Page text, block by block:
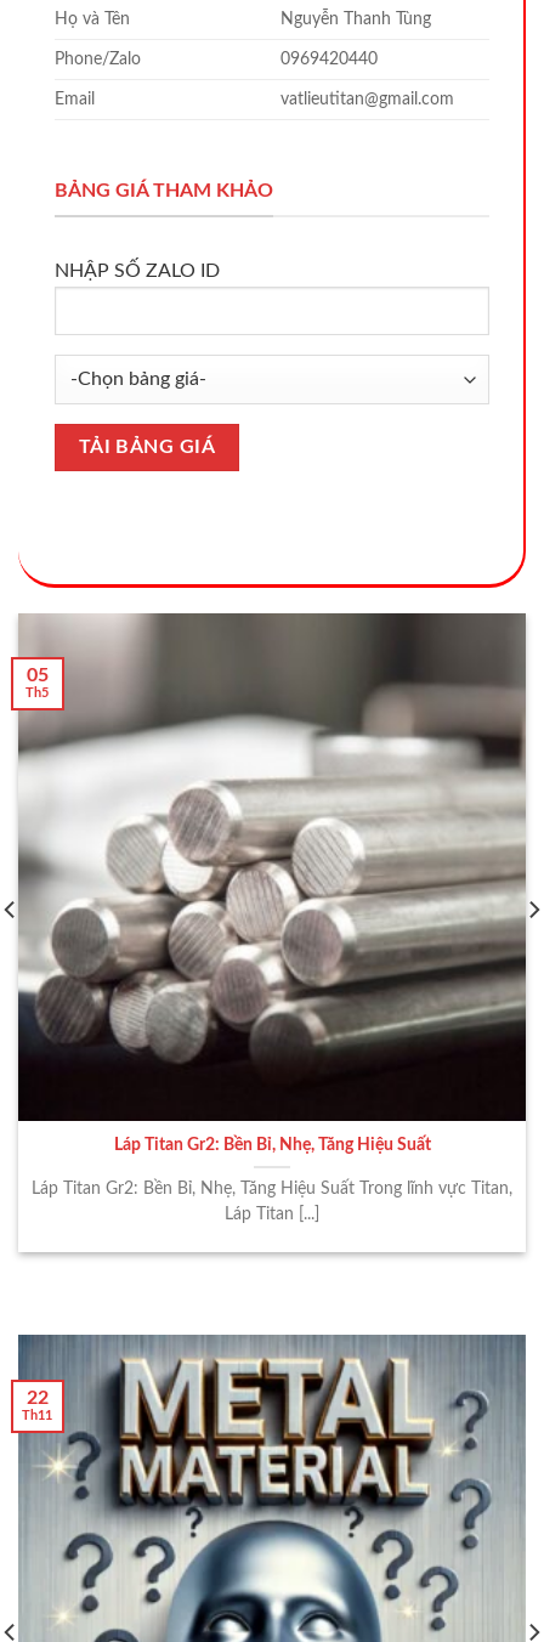
Họ và Tên Nguyễn Thanh Tùng
Phone/Zalo 0969420440
Email vatlieutitan@gmail.com
BẢNG GIÁ THAM KHẢO
NHẬP SỐ ZALO ID
Láp Titan Gr2: Bền Bỉ, Nhẹ, Tăng Hiệu Suất
Láp Titan Gr2: Bền Bỉ, Nhẹ, Tăng Hiệu Suất Trong lĩnh vực Titan,
Láp Titan [...]
05
Th5
22
Th11